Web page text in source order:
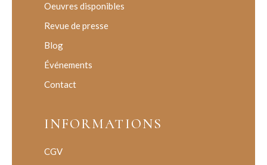
Oeuvres disponibles
Revue de presse
Blog
Événements
Contact
INFORMATIONS
CGV